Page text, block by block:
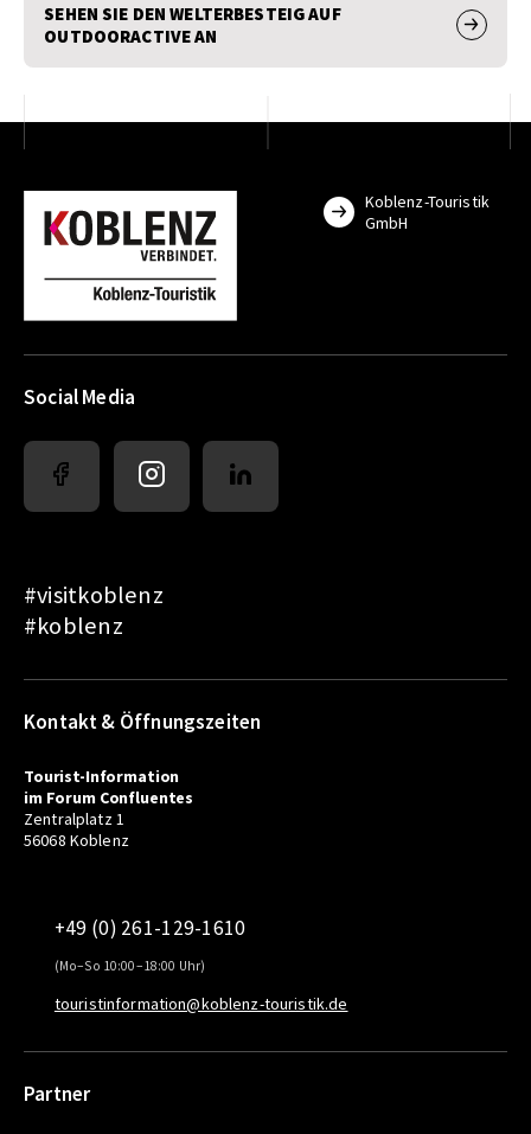
SEHEN SIE DEN WELTERBESTEIG AUF
OUTDOORACTIVE AN
Koblenz-Touristik
GmbH
Social Media
#visitkoblenz
#koblenz
Kontakt & Öffnungszeiten
Tourist-Information
im Forum Confluentes
Zentralplatz 1
56068 Koblenz
+49 (0) 261-129-1610
(Mo–So 10:00–18:00 Uhr)
touristinformation@koblenz-touristik.de
Partner